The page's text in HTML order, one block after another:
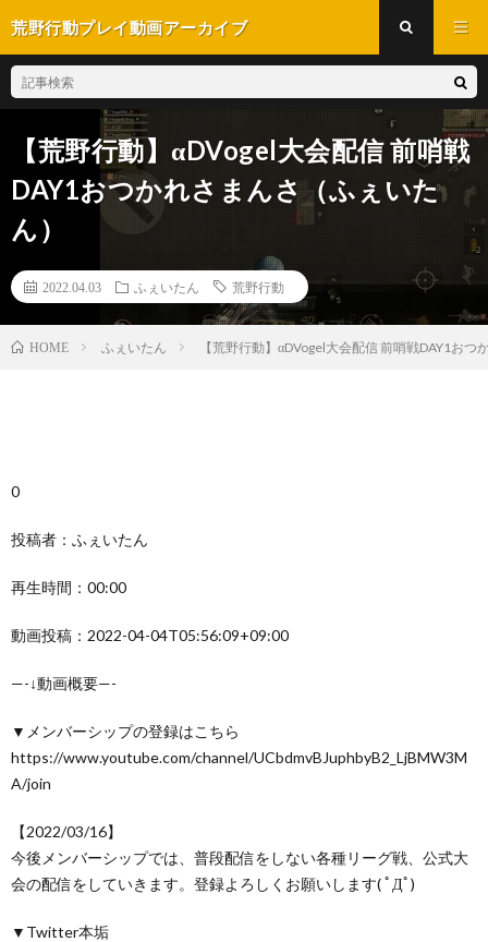
荒野行動プレイ動画アーカイブ
【荒野行動】αDVogel大会配信 前哨戦
DAY1おつかれさまんさ（ふぇいた
ん）
2022.04.03 ふぇいたん 荒野行動
HOME ふぇいたん 【荒野行動】αDVogel大会配信 前哨戦DAY1お
0
投稿者：ふぇいたん
再生時間：00:00
動画投稿：2022-04-04T05:56:09+09:00
—-↓動画概要—-
▼メンバーシップの登録はこちら
https://www.youtube.com/channel/UCbdmvBJuphbyB2_LjBMW3M
A/join
【2022/03/16】
今後メンバーシップでは、普段配信をしない各種リーグ戦、公式大
会の配信をしていきます。登録よろしくお願いします( ﾟДﾟ)
▼Twitter本垢